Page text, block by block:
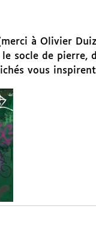
à Olivier
socle de pierre,
vous